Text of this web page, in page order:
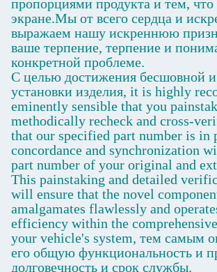
пропорциями продукта и тем, что
экране.Мы от всего сердца и
выражаем нашу искреннюю
ваше терпение, терпение и
конкретной проблеме.
С целью достижения бесшовной и
установки изделия, it is highly
eminently sensible that you
methodically recheck and cross-
that our specified part number is in
concordance and synchronization
part number of your original and
This painstaking and detailed
will ensure that the novel
amalgamates flawlessly and
efficiency within the
your vehicle's system, тем самым
его общую функциональность и
долговечность и срок службы.